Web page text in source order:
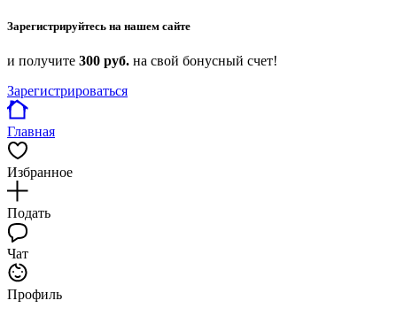
Зарегистрируйтесь на нашем сайте
и получите 300 руб. на свой бонусный счет!
Зарегистрироваться
Главная
Избранное
Подать
Чат
Профиль